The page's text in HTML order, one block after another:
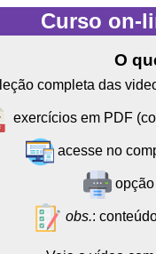
Curso on-
O
completa das
exercícios em PDF
acesse no
obs.: